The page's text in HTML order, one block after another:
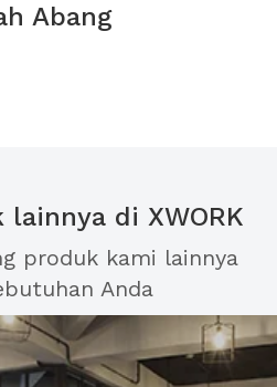
Abang
di XWORK
produk kami lainnya
Anda